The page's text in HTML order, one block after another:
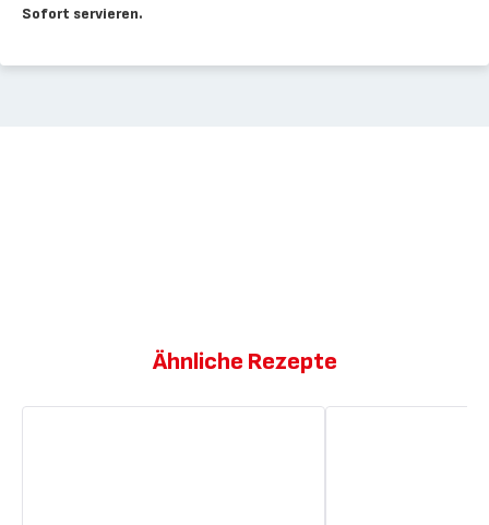
Sofort servieren.
Ähnliche Rezepte